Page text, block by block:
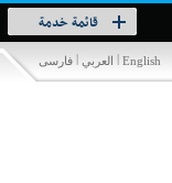
قائمة خدمة
Toggle
فارسی | العربي | English